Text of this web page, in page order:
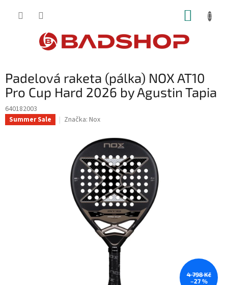
Padelová raketa (pálka) NOX AT10
Pro Cup Hard 2026 by Agustin Tapia
640182003
Summer Sale Značka: Nox
4 798 Kč
–27 %